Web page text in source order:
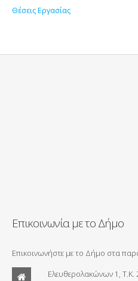
Θέσεις Εργασίας
Επικοινωνία με το Δήμο
Επικοινωνήστε με το Δήμο στα
Ελευθερολακώνων 1, Τ.Κ.